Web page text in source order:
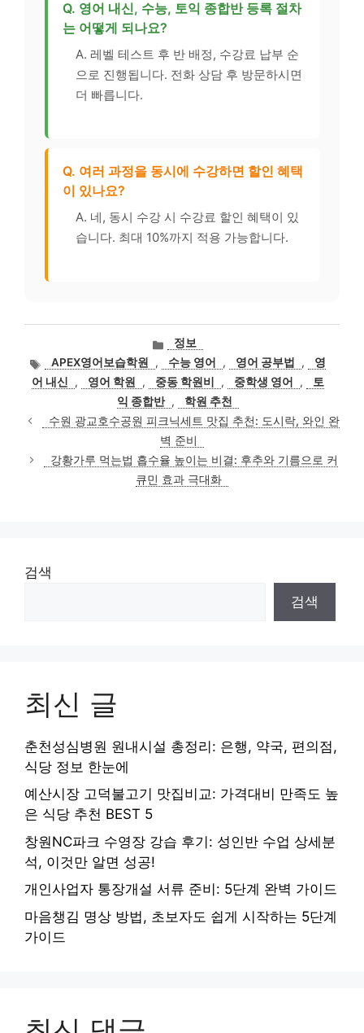
Q. 영어 내신, 수능, 토익 종합반 등록 절차
는 어떻게 되나요?
A. 레벨 테스트 후 반 배정, 수강료 납부 순
으로 진행됩니다. 전화 상담 후 방문하시면
더 빠릅니다.
Q. 여러 과정을 동시에 수강하면 할인 혜택
이 있나요?
A. 네, 동시 수강 시 수강료 할인 혜택이 있
습니다. 최대 10%까지 적용 가능합니다.
카
테
고
리
정보
태
그
APEX영어보습학원 , 수능 영어 , 영어 공부법 ,
영
어 내신
, 영어 학원 , 중동 학원비 , 중학생 영어 ,
토
익 종합반 ,
학원 추천
수원 광교호수공원 피크닉세트 맛집 추천: 도시락, 와인 완
벽 준비
강황가루 먹는법 흡수율 높이는 비결: 후추와 기름으로 커
큐민 효과 극대화
검색
검색
최신 글
춘천성심병원 원내시설 총정리: 은행, 약국, 편의점,
식당 정보 한눈에
예산시장 고덕불고기 맛집비교: 가격대비 만족도 높
은 식당 추천 BEST 5
창원NC파크 수영장 강습 후기: 성인반 수업 상세분
석, 이것만 알면 성공!
개인사업자 통장개설 서류 준비: 5단계 완벽 가이드
마음챙김 명상 방법, 초보자도 쉽게 시작하는 5단계
가이드